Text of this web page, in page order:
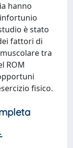
hanno
è stato
fattori di
tra
ROM
fisico.